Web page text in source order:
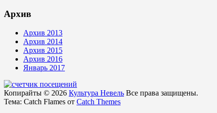
Архив
Архив 2013
Архив 2014
Архив 2015
Архив 2016
Январь 2017
Копирайты © 2026 Культура Невель Все права защищены.
Тема: Catch Flames от Catch Themes